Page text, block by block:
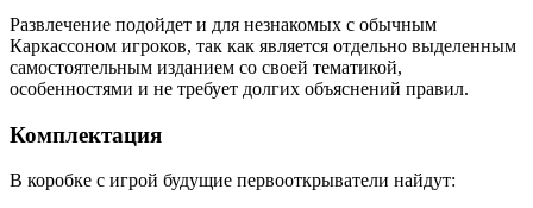
Развлечение подойдет и для незнакомых с обычным
Каркассоном игроков, так как является отдельно выделенным
самостоятельным изданием со своей тематикой,
особенностями и не требует долгих объяснений правил.
Комплектация
В коробке с игрой будущие первооткрыватели найдут: